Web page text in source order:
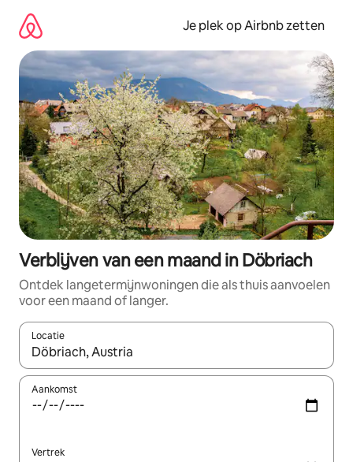
direct
naar
inhoud
Je plek op Airbnb zetten
Verblijven van een maand in Döbriach
Ontdek langetermijnwoningen die als thuis aanvoelen
voor een maand of langer.
Locatie
Wanneer er resultaten beschikbaar zijn, maak je een keuze
Aankomst
Vertrek